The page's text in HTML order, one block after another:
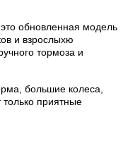
обновленная модель
и взрослыхю
тормоза и
большие колеса,
приятные